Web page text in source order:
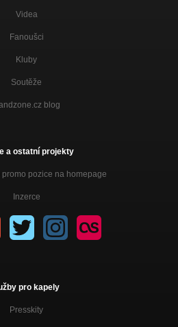
Videa
Fanoušci
Kluby
Soutěže
blog
a ostatní projekty
promo pozice na homepage
Inzerce
pro kapely
Presskity